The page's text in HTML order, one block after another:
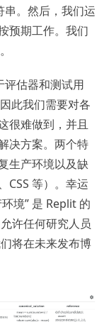
。然后，我们运
预期工作。我们
估器和测试用
此我们需要对各
很难做到，并且
决方案。两个特
生产环境以及缺
CSS 等）。幸运
境” 是 Replit 的
许任何研究人员
将在未来发布博